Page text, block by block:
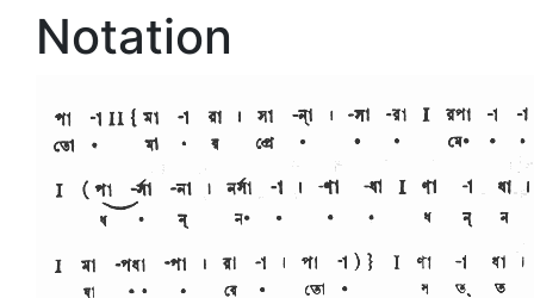
Notation